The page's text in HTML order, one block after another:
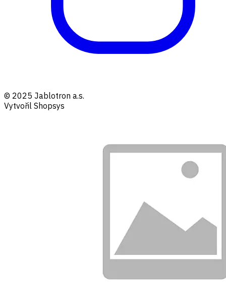
© 2025 Jablotron a.s.
Vytvořil Shopsys